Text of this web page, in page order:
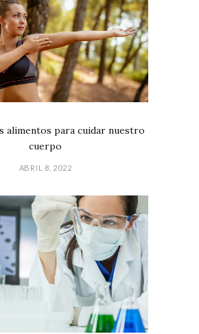
alimentos para cuidar nuestro
cuerpo
ABRIL 8, 2022